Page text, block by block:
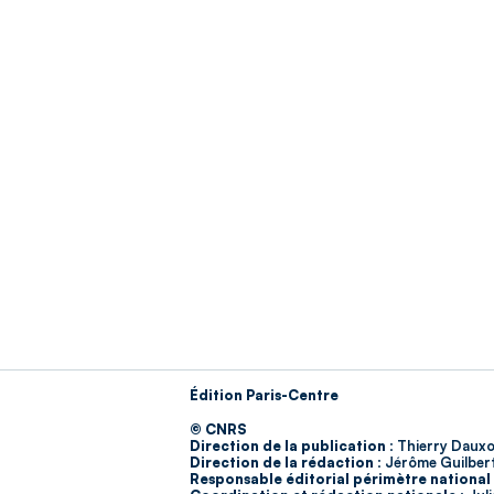
Édition Paris-Centre
© CNRS
Direction de la publication : Thierry
Direction de la rédaction : Jérôme
Responsable éditorial périmètre national